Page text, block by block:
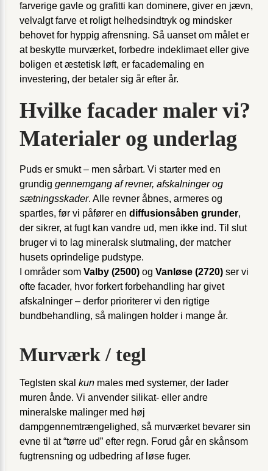
farverige gavle og grafitti kan dominere, giver en jævn,
velvalgt farve et roligt helhedsindtryk og mindsker
behovet for hyppig afrensning. Så uanset om målet er
at beskytte murværket, forbedre indeklimaet eller give
boligen et æstetisk løft, er facade­maling en
investering, der betaler sig år efter år.
Hvilke facader maler vi?
Materialer og underlag
Puds er smukt – men sårbart. Vi starter med en
grundig gennemgang af revner, afskalninger og
sætningsskader. Alle revner åbnes, armeres og
spartles, før vi påfører en diffusionsåben grunder,
der sikrer, at fugt kan vandre ud, men ikke ind. Til slut
bruger vi to lag mineralsk slutmaling, der matcher
husets oprindelige pudstype.
I områder som Valby (2500) og Vanløse (2720) ser vi
ofte facader, hvor forkert forbehandling har givet
afskalninger – derfor prioriterer vi den rigtige
bundbehandling, så malingen holder i mange år.
Murværk / tegl
Teglsten skal kun males med systemer, der lader
muren ånde. Vi anvender silikat- eller andre
mineralske malinger med høj
dampgennemtrængelighed, så murværket bevarer sin
evne til at “tørre ud” efter regn. Forud går en skånsom
fugtrensning og udbedring af løse fuger.